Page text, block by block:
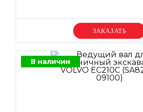
Уточняйте цену
В наличии